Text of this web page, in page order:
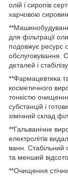
олій і сиропів
харчовою
для фільтрації
подовжує ресурс
обслуговування.
деталей і
**Фармацевтика
косметичного
тонкістю
субстанцій і
хімічний склад
**Гальванічне
електролітів
ванн. Стабільний
та менший
**Очищення